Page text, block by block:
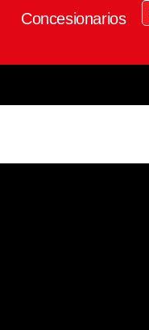
Concesionarios